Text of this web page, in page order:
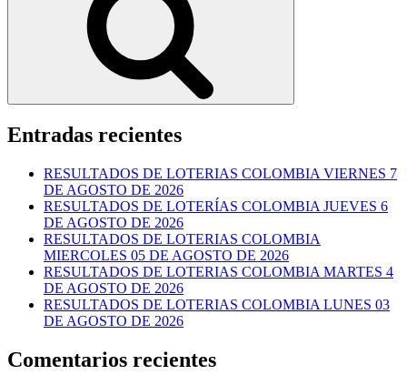
Entradas recientes
RESULTADOS DE LOTERIAS COLOMBIA VIERNES 7
DE AGOSTO DE 2026
RESULTADOS DE LOTERÍAS COLOMBIA JUEVES 6
DE AGOSTO DE 2026
RESULTADOS DE LOTERIAS COLOMBIA
MIERCOLES 05 DE AGOSTO DE 2026
RESULTADOS DE LOTERIAS COLOMBIA MARTES 4
DE AGOSTO DE 2026
RESULTADOS DE LOTERIAS COLOMBIA LUNES 03
DE AGOSTO DE 2026
Comentarios recientes